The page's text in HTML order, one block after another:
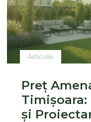
Articole
Preț
și